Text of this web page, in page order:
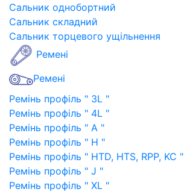
Сальник однобортний
Сальник складний
Сальник торцевого ущільнення
Ремені
Ремені
Ремінь профіль " 3L "
Ремінь профіль " 4L "
Ремінь профіль " A "
Ремінь профіль " H "
Ремінь профіль " HTD, HTS, RPP, KC "
Ремінь профіль " J "
Ремінь профіль " XL "